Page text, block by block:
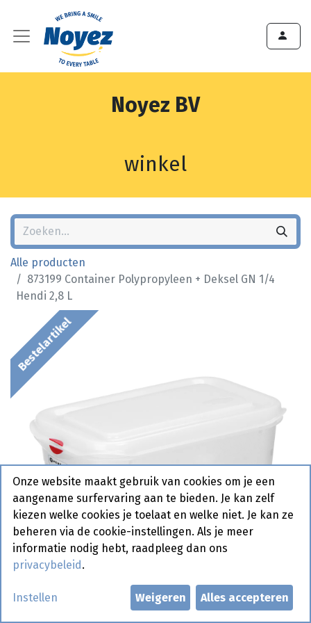
Noyez BV
winkel
Alle producten
873199 Container Polypropyleen + Deksel GN 1/4
Hendi 2,8 L
Bestelartikel
873199 Container
Onze website maakt gebruik van cookies om je een
aangename surfervaring aan te bieden. Je kan zelf
kiezen welke cookies je toelaat en welke niet. Je kan ze
beheren via de cookie-instellingen. Als je meer
informatie nodig hebt, raadpleeg dan ons
privacybeleid .
Instellen Weigeren Alles accepteren